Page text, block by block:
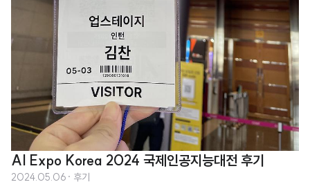
AI Expo Korea 2024 국제인공지능대전 후기
2024.05.06 · 후기